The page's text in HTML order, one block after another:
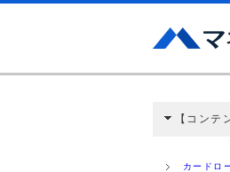
【コンテ
ミ収集など
カードロ